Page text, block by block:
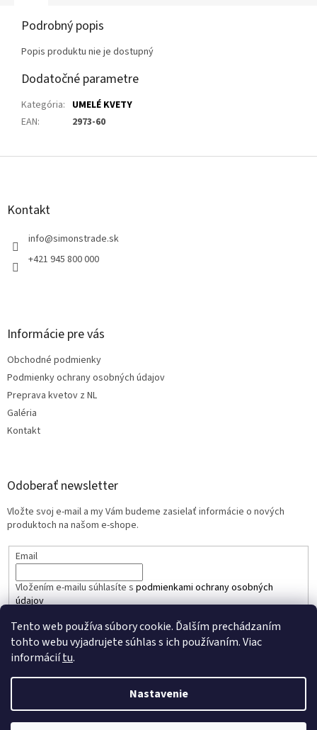
Tento web používa súbory cookie. Ďalším prechádzaním
tohto webu vyjadrujete súhlas s ich používaním. Viac
informáciítu.
Nastavenie
Podrobný popis
Popis produktu nie je dostupný
Dodatočné parametre
Kategória: UMELÉ KVETY
EAN: 2973-60
Z
Kontakt
info@simonstrade.sk
+421 945 800 000
Informácie pre vás
Obchodné podmienky
Podmienky ochrany osobných údajov
Preprava kvetov z NL
Galéria
Kontakt
Odoberať newsletter
Vložte svoj e-mail a my Vám budeme zasielať informácie o nových
produktoch na našom e-shope.
Email
Vložením e-mailu súhlasíte s podmienkami ochrany osobných
údajov
PRIHLÁSIŤ SA
Vytvoril Shoptet